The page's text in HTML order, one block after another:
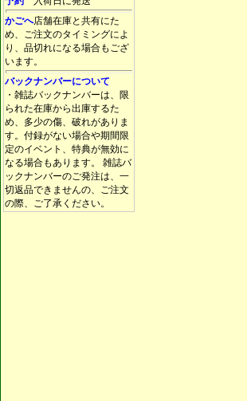
かごへ店舗在庫と共有にた
め、ご注文のタイミングによ
り、品切れになる場合もござ
います。
バックナンバーについて
・雑誌バックナンバーは、限
られた在庫から出庫するた
め、多少の傷、破れがありま
す。付録がない場合や期間限
定のイベント、特典が無効に
なる場合もあります。 雑誌バ
ックナンバーのご発注は、一
切返品できませんの、ご注文
の際、ご了承ください。